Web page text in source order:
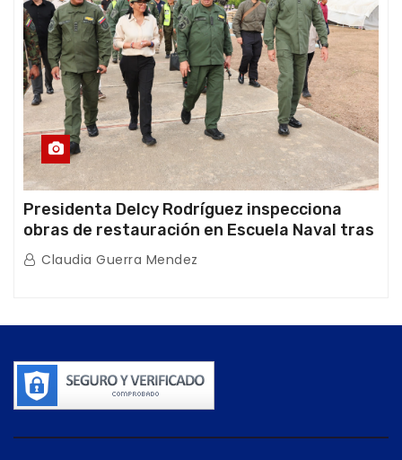
Presidenta Delcy Rodríguez inspecciona
obras de restauración en Escuela Naval tras
afectaciones sísmicas en La Guaira
Claudia Guerra Mendez